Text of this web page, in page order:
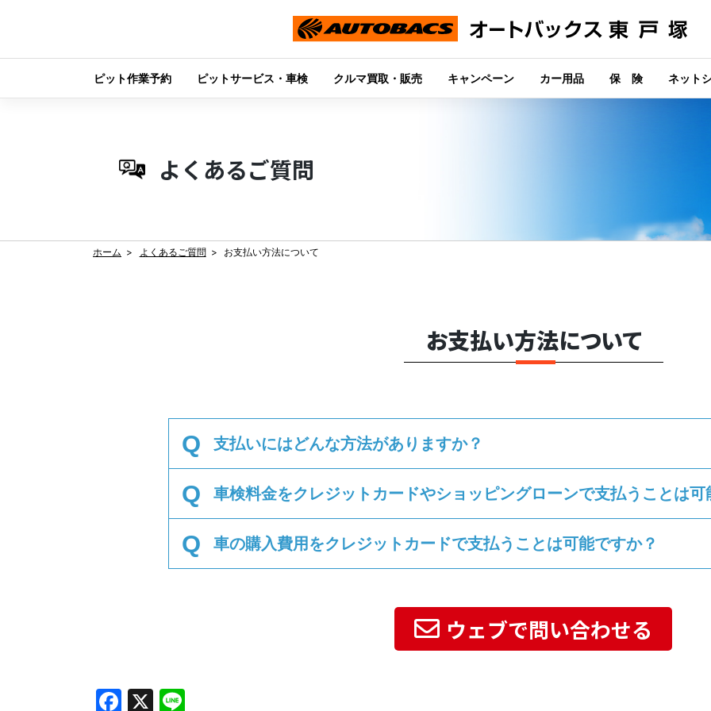
ピット作業予約 ピットサービス・車検 クルマ買取・販売 キャンペーン カー用品 保 険 ネット
よくあるご質問
ホーム よくあるご質問 お支払い方法について
お支払い方法について
Q 支払いにはどんな方法がありますか？
Q 車検料金をクレジットカードやショッピングローンで支払うことは可
Q 車の購入費用をクレジットカードで支払うことは可能ですか？
ウェブで問い合わせる
Facebook
X